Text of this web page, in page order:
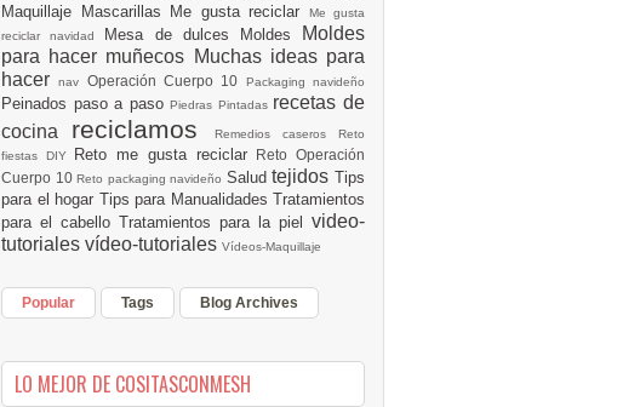
Maquillaje Mascarillas Me gusta reciclar
Me gusta
reciclar navidad Mesa de dulces Moldes
Moldes
para hacer muñecos Muchas ideas para
hacernav Operación Cuerpo 10 Packaging navideño
Peinados paso a pasoPiedras Pintadas recetas de
cocina reciclamos Remedios caseros Reto
fiestas DIY Reto me gusta reciclar
Reto Operación
Cuerpo 10Reto packaging navideño SaludtejidosTips
para el hogar Tips para Manualidades Tratamientos
para el cabello Tratamientos para la piel video-
tutoriales vídeo-tutoriales Vídeos-Maquillaje
Popular Tags Blog Archives
LO MEJOR DE COSITASCONMESH